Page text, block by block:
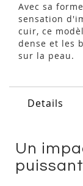
Avec sa
sensation
cuir, ce
dense et les
sur la peau.
Details
Un
puissant